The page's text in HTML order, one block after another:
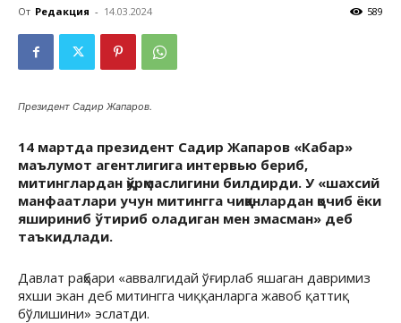
От Редакция - 14.03.2024 589
Президент Садир Жапаров.
14 мартда президент Садир Жапаров «Кабар»
маълумот агентлигига интервью бериб,
митинглардан қўрқмаслигини билдирди. У «шахсий
манфаатлари учун митингга чиққанлардан қочиб ёки
яшириниб ўтириб оладиган мен эмасман» деб
таъкидлади.
Давлат раҳбари «аввалгидай ўғирлаб яшаган давримиз
яхши экан деб митингга чиққанларга жавоб қаттиқ
бўлишини» эслатди.